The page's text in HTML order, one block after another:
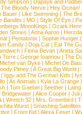
Simpson | Dapayk and
The Bloody Nerve| Hey Ocean!
Bauer | Like Swimming | The
Bandits | MO | Style Of Eye |
MoonKings | Ozark
Stones | Anna Aaron|
| Pentatonix | Sophie Hunger |
Candy | Doja Cat | Eat The
| Fiona Bevan | Aneta
Torre | George Ioannou | The
Michel van Dyke | Michel De
Pitney| A Great Big World|
Iggy and The German Kids |
| As Animals | Kyla La Grange|
| Tom Gaebel | Seether | Laing
Bridgewater | Alice Cooper | Juli |
| Wretch 32| Mrs. Greenbird|
Wurst | Smashing Satellites
| From Kid | Alexa Feser |